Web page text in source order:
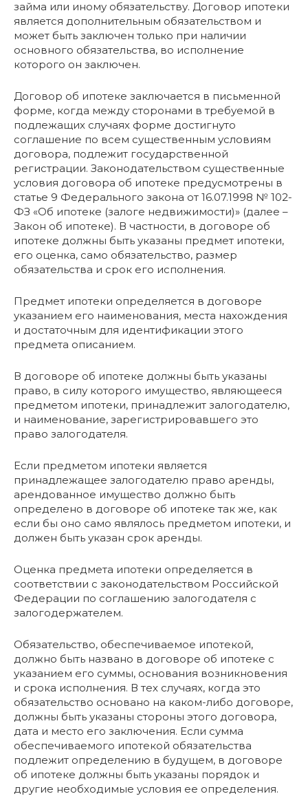
займа или иному обязательству. Договор ипотеки
является дополнительным обязательством и
может быть заключен только при наличии
основного обязательства, во исполнение
которого он заключен.
Договор об ипотеке заключается в письменной
форме, когда между сторонами в требуемой в
подлежащих случаях форме достигнуто
соглашение по всем существенным условиям
договора, подлежит государственной
регистрации. Законодательством существенные
условия договора об ипотеке предусмотрены в
статье 9 Федерального закона от 16.07.1998 № 102-
ФЗ «Об ипотеке (залоге недвижимости)» (далее –
Закон об ипотеке). В частности, в договоре об
ипотеке должны быть указаны предмет ипотеки,
его оценка, само обязательство, размер
обязательства и срок его исполнения.
Предмет ипотеки определяется в договоре
указанием его наименования, места нахождения
и достаточным для идентификации этого
предмета описанием.
В договоре об ипотеке должны быть указаны
право, в силу которого имущество, являющееся
предметом ипотеки, принадлежит залогодателю,
и наименование, зарегистрировавшего это
право залогодателя.
Если предметом ипотеки является
принадлежащее залогодателю право аренды,
арендованное имущество должно быть
определено в договоре об ипотеке так же, как
если бы оно само являлось предметом ипотеки, и
должен быть указан срок аренды.
Оценка предмета ипотеки определяется в
соответствии с законодательством Российской
Федерации по соглашению залогодателя с
залогодержателем.
Обязательство, обеспечиваемое ипотекой,
должно быть названо в договоре об ипотеке с
указанием его суммы, основания возникновения
и срока исполнения. В тех случаях, когда это
обязательство основано на каком-либо договоре,
должны быть указаны стороны этого договора,
дата и место его заключения. Если сумма
обеспечиваемого ипотекой обязательства
подлежит определению в будущем, в договоре
об ипотеке должны быть указаны порядок и
другие необходимые условия ее определения.